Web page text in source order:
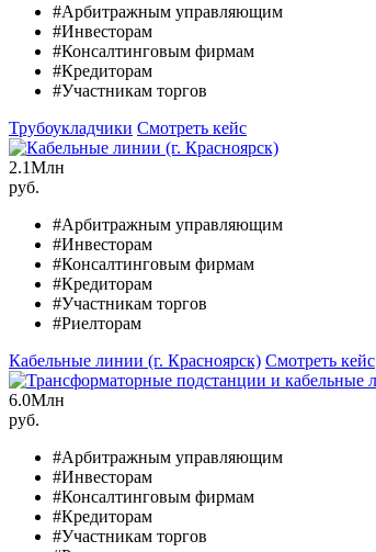
#Арбитражным управляющим
#Инвесторам
#Консалтинговым фирмам
#Кредиторам
#Участникам торгов
Трубоукладчики Смотреть кейс
2.1Млн
руб.
#Арбитражным управляющим
#Инвесторам
#Консалтинговым фирмам
#Кредиторам
#Участникам торгов
#Риелторам
Кабельные линии (г. Красноярск) Смотреть кейс
6.0Млн
руб.
#Арбитражным управляющим
#Инвесторам
#Консалтинговым фирмам
#Кредиторам
#Участникам торгов